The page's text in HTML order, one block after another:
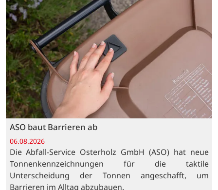
ASO baut Barrieren ab
06.08.2026
Die Abfall-Service Osterholz GmbH (ASO) hat neue
Tonnenkennzeichnungen für die taktile
Unterscheidung der Tonnen angeschafft, um
Barrieren im Alltag abzubauen.